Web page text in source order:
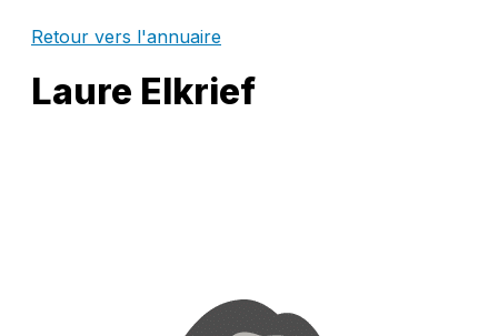
Retour vers l'annuaire
Laure Elkrief